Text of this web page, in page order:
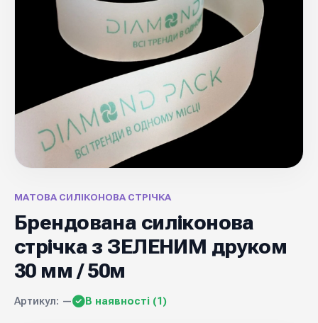
МАТОВА СИЛІКОНОВА СТРІЧКА
Брендована силіконова
стрічка з ЗЕЛЕНИМ друком
30 мм / 50м
Артикул: — В наявності (1)